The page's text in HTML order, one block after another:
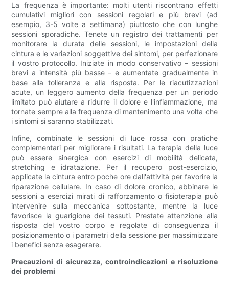
La frequenza è importante: molti utenti riscontrano effetti
cumulativi migliori con sessioni regolari e più brevi (ad
esempio, 3-5 volte a settimana) piuttosto che con lunghe
sessioni sporadiche. Tenete un registro dei trattamenti per
monitorare la durata delle sessioni, le impostazioni della
cintura e le variazioni soggettive dei sintomi, per perfezionare
il vostro protocollo. Iniziate in modo conservativo – sessioni
brevi a intensità più basse – e aumentate gradualmente in
base alla tolleranza e alla risposta. Per le riacutizzazioni
acute, un leggero aumento della frequenza per un periodo
limitato può aiutare a ridurre il dolore e l'infiammazione, ma
tornate sempre alla frequenza di mantenimento una volta che
i sintomi si saranno stabilizzati.
Infine, combinate le sessioni di luce rossa con pratiche
complementari per migliorare i risultati. La terapia della luce
può essere sinergica con esercizi di mobilità delicata,
stretching e idratazione. Per il recupero post-esercizio,
applicate la cintura entro poche ore dall'attività per favorire la
riparazione cellulare. In caso di dolore cronico, abbinare le
sessioni a esercizi mirati di rafforzamento o fisioterapia può
intervenire sulla meccanica sottostante, mentre la luce
favorisce la guarigione dei tessuti. Prestate attenzione alla
risposta del vostro corpo e regolate di conseguenza il
posizionamento o i parametri della sessione per massimizzare
i benefici senza esagerare.
Precauzioni di sicurezza, controindicazioni e risoluzione
dei problemi